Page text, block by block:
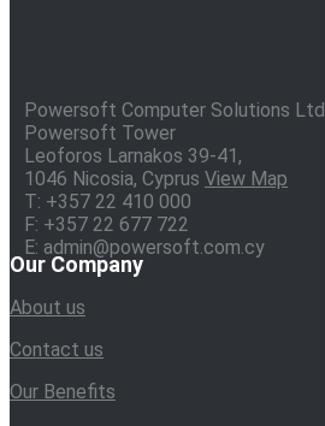
Powersoft Computer Solutions Ltd
Powersoft Tower
Leoforos Larnakos 39-41,
1046 Nicosia, Cyprus View Map
T: +357 22 410 000
F: +357 22 677 722
E: admin@powersoft.com.cy
Our Company
About us
Contact us
Our Benefits